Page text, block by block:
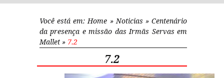
Você está em: Home » Noticias »Centenário
da presença e missão das Irmãs Servas em
Mallet » 7.2
7.2